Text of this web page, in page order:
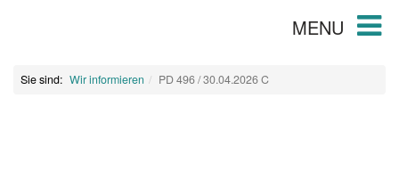
MENU
Sie sind: Wir informieren PD 496 / 30.04.2026 C